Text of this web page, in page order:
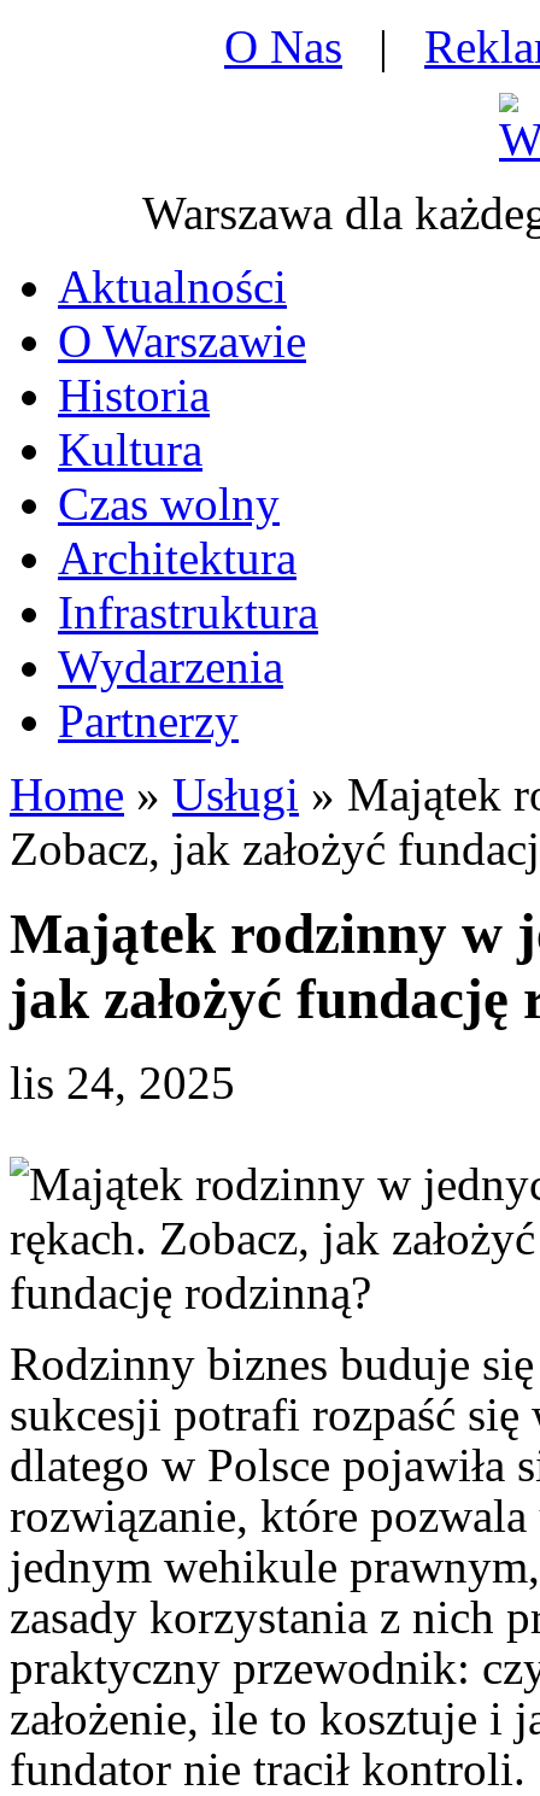
O Nas |
Warszawa dla
Aktualności
O Warszawie
Historia
Kultura
Czas wolny
Architektura
Infrastruktura
Wydarzenia
Partnerzy
Home » Usługi » Majątek
Zobacz, jak założyć
Majątek rodzinny w
jak założyć fundację
lis 24, 2025
Rodzinny biznes buduje
sukcesji potrafi rozpaść
dlatego w Polsce pojawiła
rozwiązanie, które
jednym wehikule
zasady korzystania z nich
praktyczny przewodnik:
założenie, ile to kosztuje i
fundator nie tracił kontroli.